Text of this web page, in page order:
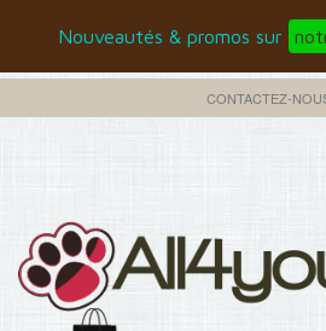
Nouveautés & promos sur
CONTACTEZ-